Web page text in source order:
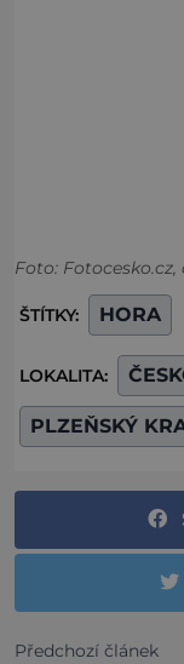
Foto:
ŠTÍTKY: HORA
LOKALITA:
PLZEŇSKÝ
Předchozí článek